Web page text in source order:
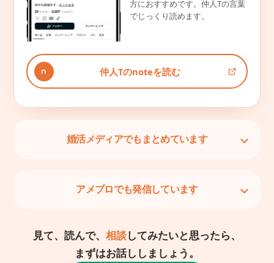
方におすすめです。仲人Tの言葉
でじっくり読めます。
仲人Tのnoteを読む
婚活メディアでもまとめています
アメブロでも発信しています
見て、読んで、 相談してみたいと思ったら、
まずはお話ししましょう。